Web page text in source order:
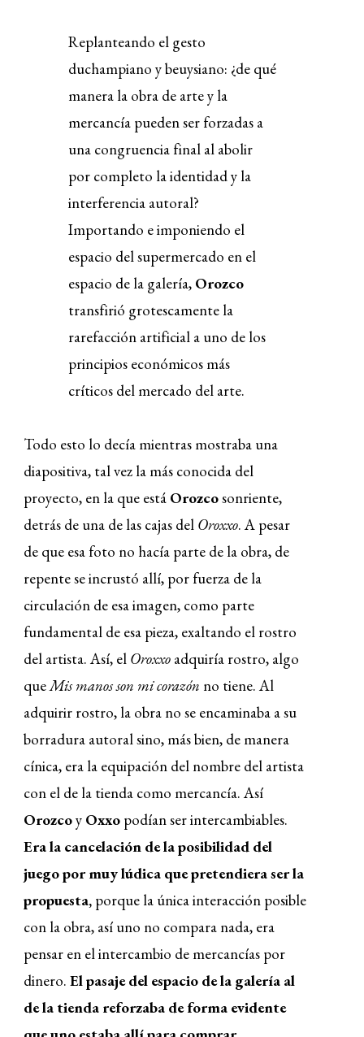
Replanteando el gesto
duchampiano y beuysiano: ¿de qué
manera la obra de arte y la
mercancía pueden ser forzadas a
una congruencia final al abolir
por completo la identidad y la
interferencia autoral?
Importando e imponiendo el
espacio del supermercado en el
espacio de la galería, Orozco
transfirió grotescamente la
rarefacción artificial a uno de los
principios económicos más
críticos del mercado del arte.
Todo esto lo decía mientras mostraba una
diapositiva, tal vez la más conocida del
proyecto, en la que está Orozcosonriente,
detrás de una de las cajas del Oroxxo. A pesar
de que esa foto no hacía parte de la obra, de
repente se incrustó allí, por fuerza de la
circulación de esa imagen, como parte
fundamental de esa pieza, exaltando el rostro
del artista. Así, el Oroxxo adquiría rostro, algo
queMis manos son mi corazón no tiene. Al
adquirir rostro, la obra no se encaminaba a su
borradura autoral sino, más bien, de manera
cínica, era la equipación del nombre del artista
con el de la tienda como mercancía. Así
Orozcoy Oxxo podían ser intercambiables.
Era la cancelación de la posibilidad del
juego por muy lúdica que pretendiera ser la
propuesta, porque la única interacción posible
con la obra, así uno no compara nada, era
pensar en el intercambio de mercancías por
dinero.El pasaje del espacio de la galería al
de la tienda reforzaba de forma evidente